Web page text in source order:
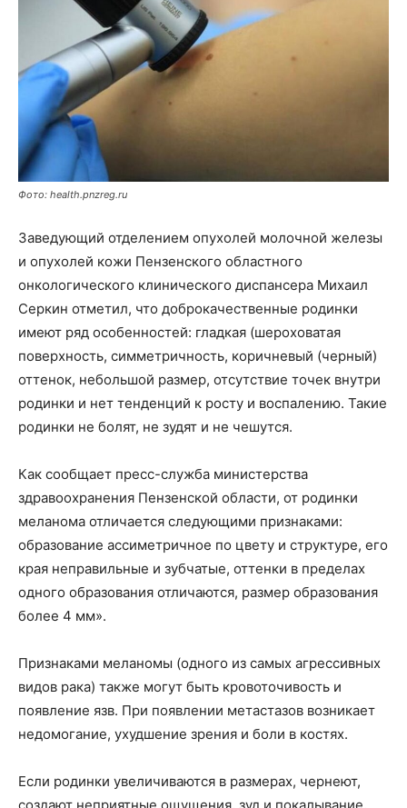
Фото: health.pnzreg.ru
Заведующий отделением опухолей молочной железы
и опухолей кожи Пензенского областного
онкологического клинического диспансера Михаил
Серкин отметил, что доброкачественные родинки
имеют ряд особенностей: гладкая (шероховатая
поверхность, симметричность, коричневый (черный)
оттенок, небольшой размер, отсутствие точек внутри
родинки и нет тенденций к росту и воспалению. Такие
родинки не болят, не зудят и не чешутся.
Как сообщает пресс-служба министерства
здравоохранения Пензенской области, от родинки
меланома отличается следующими признаками:
образование ассиметричное по цвету и структуре, его
края неправильные и зубчатые, оттенки в пределах
одного образования отличаются, размер образования
более 4 мм».
Признаками меланомы (одного из самых агрессивных
видов рака) также могут быть кровоточивость и
появление язв. При появлении метастазов возникает
недомогание, ухудшение зрения и боли в костях.
Если родинки увеличиваются в размерах, чернеют,